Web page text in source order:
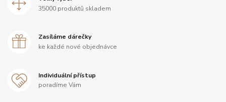
35000 produktů skladem
Zasíláme dárečky
ke každé nové objednávce
Individuální přístup
poradíme Vám